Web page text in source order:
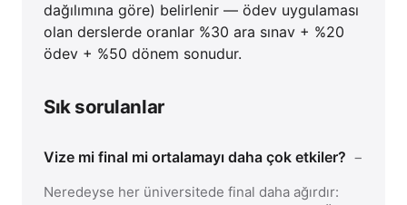
dağılımına göre) belirlenir — ödev uygulaması
olan derslerde oranlar %30 ara sınav + %20
ödev + %50 dönem sonudur.
Sık sorulanlar
Vize mi final mi ortalamayı daha çok etkiler?
Neredeyse her üniversitede final daha ağırdır: